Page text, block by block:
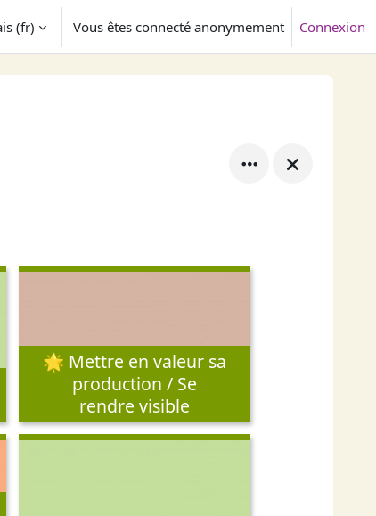
la saisie de recherche
‎(fr)‎ Vous êtes connecté anonymement Connexion
🌟 Mettre en valeur sa
production / Se
rendre visible